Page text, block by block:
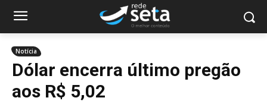
Notícia
Dólar encerra último pregão
aos R$ 5,02